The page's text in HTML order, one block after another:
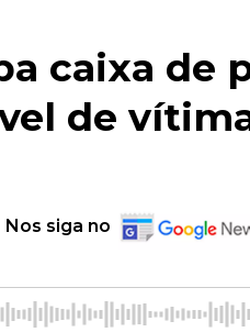
caixa de
de
Nos siga no